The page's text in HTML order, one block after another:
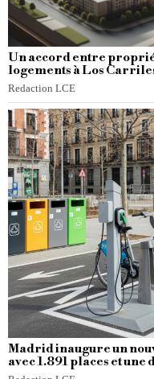
Un accord entre
logements à Los
Redaction LCE
Madrid inaugure un
avec 1.891 places et